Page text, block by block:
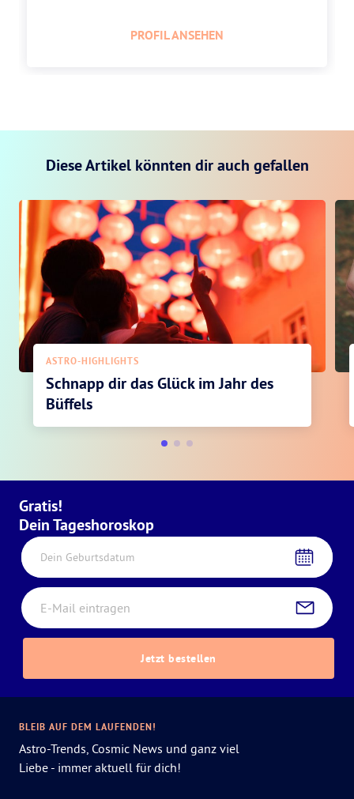
PROFIL ANSEHEN
Diese Artikel könnten dir auch gefallen
ASTRO-HIGHLIGHTS
Schnapp dir das Glück im Jahr des
Büffels
Gratis!
Dein Tageshoroskop
Dein Geburtsdatum
Jetzt bestellen
BLEIB AUF DEM LAUFENDEN!
Astro-Trends, Cosmic News und ganz viel
Liebe - immer aktuell für dich!